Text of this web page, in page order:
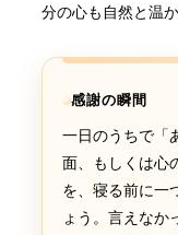
分の心も自然と温
感謝の瞬間
一日のうちで「
面、もしくは心
を、寝る前に一
ょう。言えなか